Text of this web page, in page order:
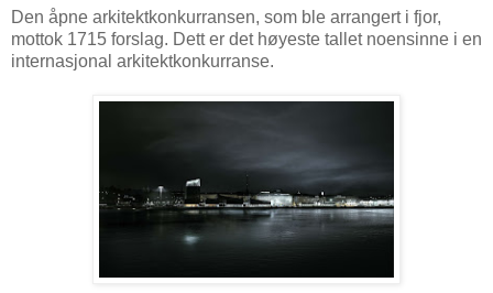
Den åpne arkitektkonkurransen, som ble arrangert i fjor,
mottok 1715 forslag. Dett er det høyeste tallet noensinne i en
internasjonal arkitektkonkurranse.